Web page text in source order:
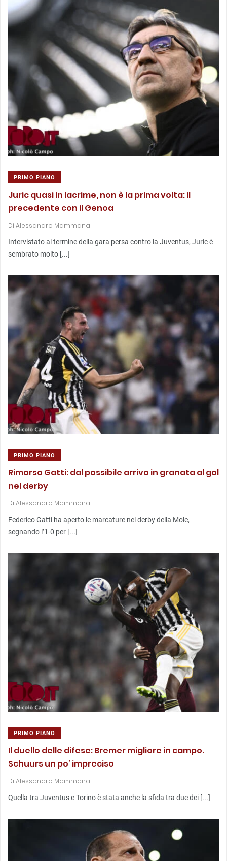
PRIMO PIANO
Juric quasi in lacrime, non è la prima volta: il
precedente con il Genoa
Di Alessandro Mammana
Intervistato al termine della gara persa contro la Juventus, Juric è
sembrato molto [...]
PRIMO PIANO
Rimorso Gatti: dal possibile arrivo in granata al gol
nel derby
Di Alessandro Mammana
Federico Gatti ha aperto le marcature nel derby della Mole,
segnando l’1-0 per [...]
PRIMO PIANO
Il duello delle difese: Bremer migliore in campo.
Schuurs un po’ impreciso
Di Alessandro Mammana
Quella tra Juventus e Torino è stata anche la sfida tra due dei [...]